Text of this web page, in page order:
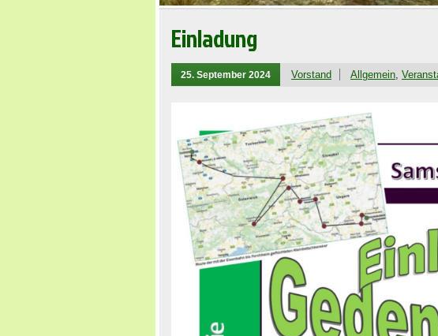
Einladung
25. September 2024 Vorstand Allgemein,